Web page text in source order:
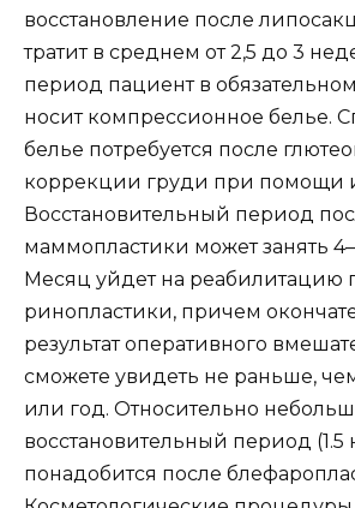
восстановление после
тратит в среднем от 2,5 до 3
период пациент в
носит компрессионное белье.
белье потребуется после
коррекции груди при помощи
Восстановительный период
маммопластики может занять
Месяц уйдет на реабилитацию
ринопластики, причем
результат оперативного
сможете увидеть не раньше,
или год. Относительно
восстановительный период (1.5
понадобится после